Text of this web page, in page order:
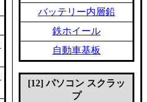
バッテリー内層鉛
鉄ホイール
自動車基板
[12] パソコン スクラッ
プ